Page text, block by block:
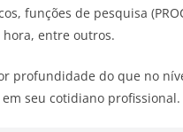
funções de pesquisa
entre outros.
profundidade do que no
seu cotidiano profissional.